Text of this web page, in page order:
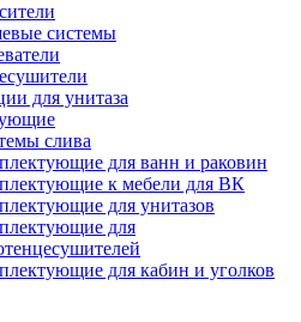
системы
для унитаза
слива
для ванн и раковин
к мебели для ВК
для унитазов
для
для кабин и уголков